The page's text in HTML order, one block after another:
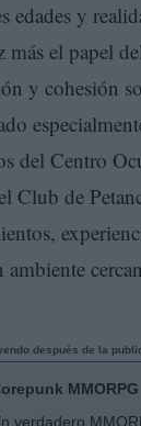
edades y
más el papel
y cohesión
del Centro
Club de
después de la
MMORPG
verdadero